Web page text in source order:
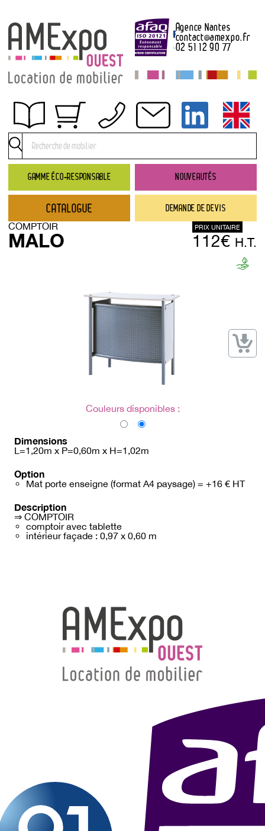
GAMME ÉCO-RESPONSABLE NOUVEAUTÉS
DEMANDE DE DEVIS
Agence Nantes
contact@amexpo.fr
02 51 12 90 77
Obtenir un devis
Conditions générales de location
Conditions de règlement
Catalogue
→ Nouveautés
→ Gamme éco-responsable
→ Noms / Références
CATALOGUE
COMPTOIR
MALO
PRIX UNITAIRE
112€ H.T.
Couleurs disponibles :
Dimensions
L=1,20m x P=0,60m x H=1,02m
Option
Mat porte enseigne (format A4 paysage) = +16 € HT
Description
⇒ COMPTOIR
comptoir avec tablette
intérieur façade : 0,97 x 0,60 m